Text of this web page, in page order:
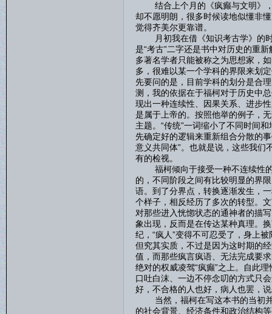
结合上个月的《疯癫与文明》，
却不愿明朗，很多时候读地似懂非
觉得齐美尔更靠谱。
月初我在借《知识考古学》的时
是“考古”二字还是书中对历史的重
多著名学者只能被称之为思想家，
多，很难以某一个学科的界限来划
先要问的是，目前学科的划分是合
测，我的依据在于福柯对于历史中
现出一种连续性、因果关系、进步
是属于上帝的。按照他举的例子，无
主题。“传统”一词缩小了不同时间
先确定好的逻辑来重新组合分散的
意义共同体”。也就是说，这些我们
有的检视。
福柯倾向于接受一种不连续性的
的，不同阶段之间有比较明显的界
语。到了分界点，转换逐渐发生，
个样子，相反经历了多次的转型。
对那些进入恍惚状态的通神者的描
象出现，反而是在传达某种真理。
纪，“疯人”变得不可忍受了，身上
但究其实质，不过是因为这时期的
值，而那些疯言疯语、无法完成要
绝对的权威凌驾“疯癫”之上。自此
口吐白沫、一边不停念叨的方式只
好，不合格的人也好，病人也罢，
当然，福柯在写这本书的当初并
的社会背景、经济条件和政治结构